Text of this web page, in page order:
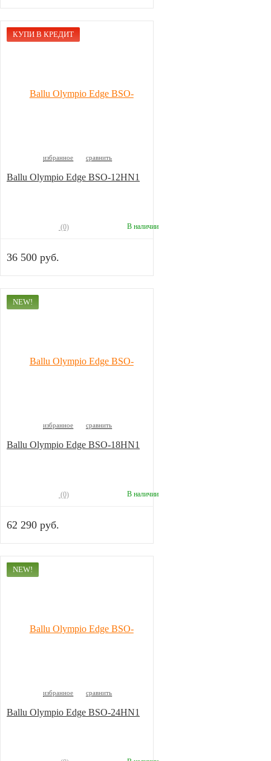
КУПИ В КРЕДИТ
избранное сравнить
Ballu Olympio Edge BSO-12HN1
(0) В наличии
36 500 руб.
NEW!
избранное сравнить
Ballu Olympio Edge BSO-18HN1
(0) В наличии
62 290 руб.
NEW!
избранное сравнить
Ballu Olympio Edge BSO-24HN1